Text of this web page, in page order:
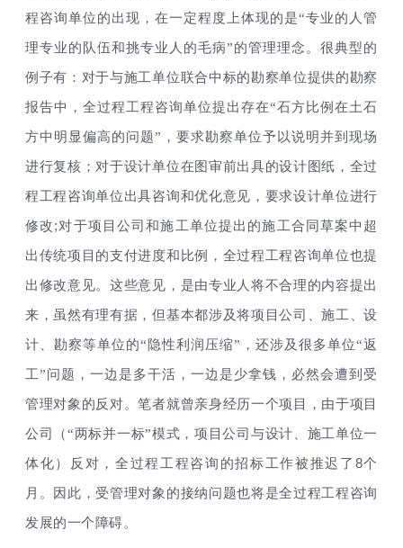
程咨询单位的出现，在一定程度上体现的是“专业的人管
理专业的队伍和挑专业人的毛病”的管理理念。很典型的
例子有：对于与施工单位联合中标的勘察单位提供的勘察
报告中，全过程工程咨询单位提出存在“石方比例在土石
方中明显偏高的问题”，要求勘察单位予以说明并到现场
进行复核；对于设计单位在图审前出具的设计图纸，全过
程工程咨询单位出具咨询和优化意见，要求设计单位进行
修改;对于项目公司和施工单位提出的施工合同草案中超
出传统项目的支付进度和比例，全过程工程咨询单位也提
出修改意见。这些意见，是由专业人将不合理的内容提出
来，虽然有理有据，但基本都涉及将项目公司、施工、设
计、勘察等单位的“隐性利润压缩”，还涉及很多单位“返
工”问题，一边是多干活，一边是少拿钱，必然会遭到受
管理对象的反对。笔者就曾亲身经历一个项目，由于项目
公司（“两标并一标”模式，项目公司与设计、施工单位一
体化）反对，全过程工程咨询的招标工作被推迟了 8个
月。因此，受管理对象的接纳问题也将是全过程工程咨询
发展的一个障碍。